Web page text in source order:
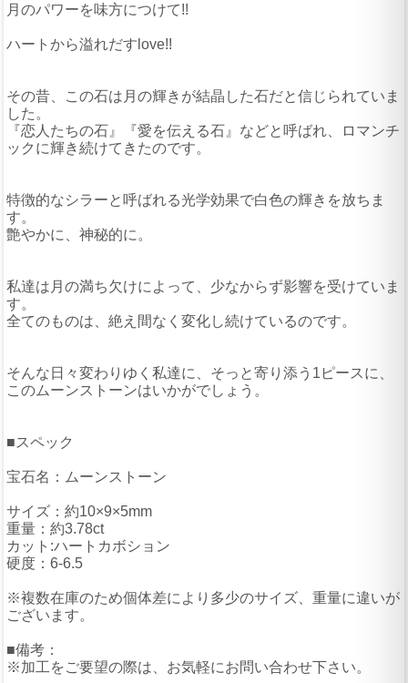
月のパワーを味方につけて!!
ハートから溢れだすlove!!
その昔、この石は月の輝きが結晶した石だと信じられていま
した。
『恋人たちの石』『愛を伝える石』などと呼ばれ、ロマンチ
ックに輝き続けてきたのです。
特徴的なシラーと呼ばれる光学効果で白色の輝きを放ちま
す。
艶やかに、神秘的に。
私達は月の満ち欠けによって、少なからず影響を受けていま
す。
全てのものは、絶え間なく変化し続けているのです。
そんな日々変わりゆく私達に、そっと寄り添う1ピースに、
このムーンストーンはいかがでしょう。
■スペック
宝石名：ムーンストーン
サイズ：約10×9×5mm
重量：約3.78ct
カット:ハートカボション
硬度：6-6.5
※複数在庫のため個体差により多少のサイズ、重量に違いが
ございます。
■備考：
※加工をご要望の際は、お気軽にお問い合わせ下さい。